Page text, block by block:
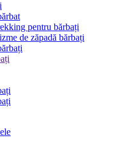
pentru bărbați
de zăpadă bărbați